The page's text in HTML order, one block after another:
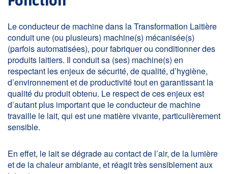
Le conducteur de machine dans la Transformation Laitière
conduit une (ou plusieurs) machine(s) mécanisée(s)
(parfois automatisées), pour fabriquer ou conditionner des
produits laitiers. Il conduit sa (ses) machine(s) en
respectant les enjeux de sécurité, de qualité, d’hygiène,
d’environnement et de productivité tout en garantissant la
qualité du produit obtenu. Le respect de ces enjeux est
d’autant plus important que le conducteur de machine
travaille le lait, qui est une matière vivante, particulièrement
sensible.
En effet, le lait se dégrade au contact de l’air, de la lumière
et de la chaleur ambiante, et réagit très sensiblement aux